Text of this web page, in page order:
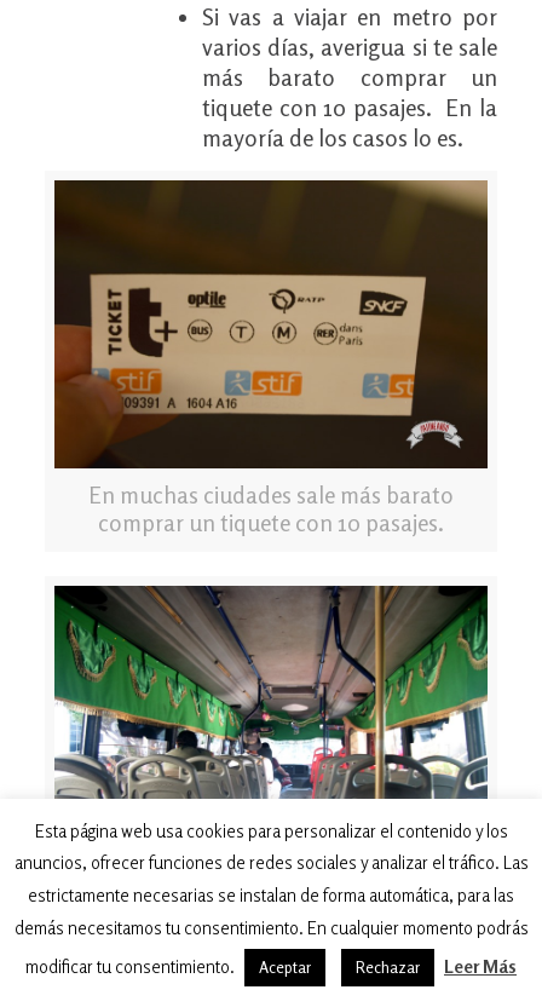
Si vas a viajar en metro por
varios días, averigua si te sale
más barato comprar un
tiquete con 10 pasajes. En la
mayoría de los casos lo es.
En muchas ciudades sale más barato
comprar un tiquete con 10 pasajes.
Viaja en transporte local. Es más
económico y puedes llevarte muchas
sorpresas agradables.
Esta página web usa cookies para personalizar el contenido y los
anuncios, ofrecer funciones de redes sociales y analizar el tráfico. Las
estrictamente necesarias se instalan de forma automática, para las
demás necesitamos tu consentimiento. En cualquier momento podrás
modificar tu consentimiento.
Aceptar Rechazar Leer Más